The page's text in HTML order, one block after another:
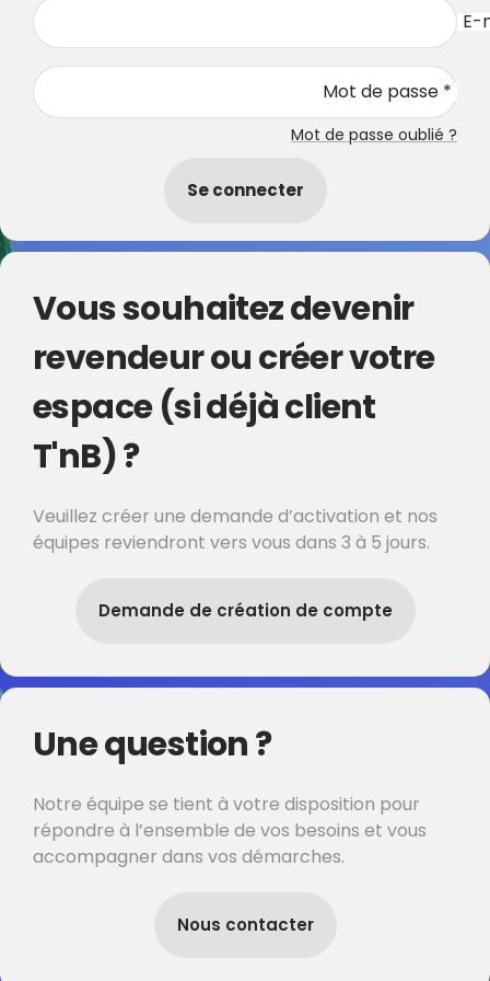
E-
Mot de passe *
Mot de passe oublié ?
Se connecter
Vous souhaitez devenir
revendeur ou créer votre
espace (si déjà client
T'nB) ?
Veuillez créer une demande d’activation et nos
équipes reviendront vers vous dans 3 à 5 jours.
Demande de création de compte
Une question ?
Notre équipe se tient à votre disposition pour
répondre à l’ensemble de vos besoins et vous
accompagner dans vos démarches.
Nous contacter